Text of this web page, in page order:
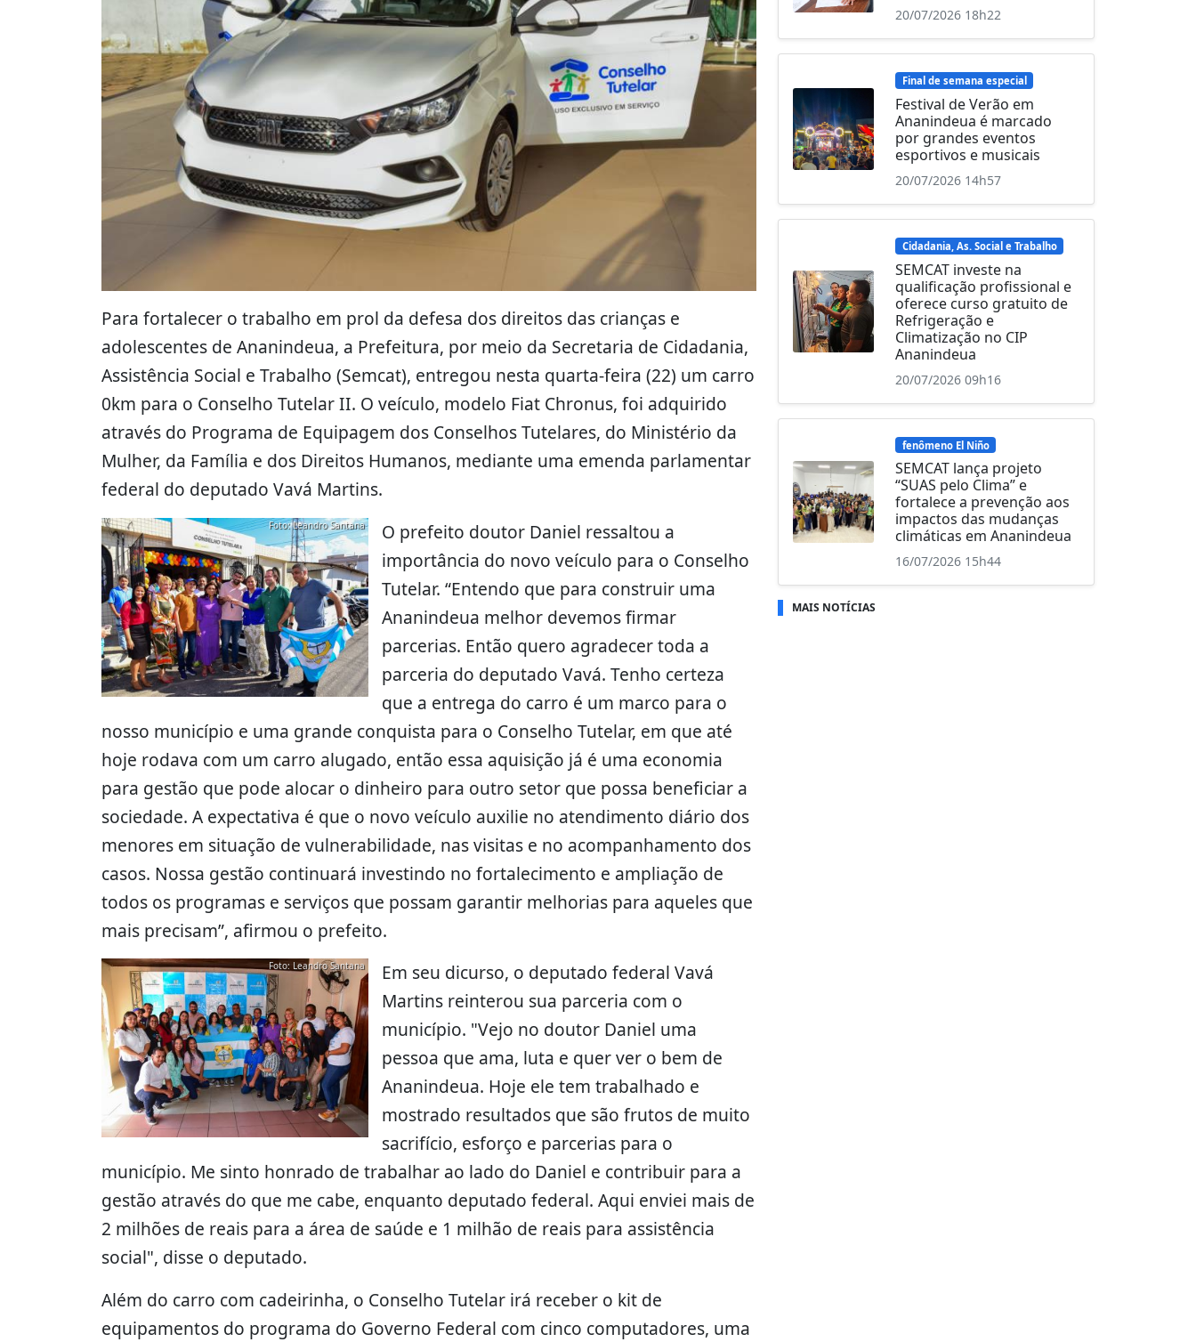
Para fortalecer o trabalho em prol da defesa dos direitos das crianças e
adolescentes de Ananindeua, a Prefeitura, por meio da Secretaria de Cidadania,
Assistência Social e Trabalho (Semcat), entregou nesta quarta-feira (22) um carro
0km para o Conselho Tutelar II. O veículo, modelo Fiat Chronus, foi adquirido
através do Programa de Equipagem dos Conselhos Tutelares, do Ministério da
Mulher, da Família e dos Direitos Humanos, mediante uma emenda parlamentar
federal do deputado Vavá Martins.
Foto: Leandro Santana
O prefeito doutor Daniel ressaltou a
importância do novo veículo para o Conselho
Tutelar. “Entendo que para construir uma
Ananindeua melhor devemos firmar
parcerias. Então quero agradecer toda a
parceria do deputado Vavá. Tenho certeza
que a entrega do carro é um marco para o
nosso município e uma grande conquista para o Conselho Tutelar, em que até
hoje rodava com um carro alugado, então essa aquisição já é uma economia
para gestão que pode alocar o dinheiro para outro setor que possa beneficiar a
sociedade. A expectativa é que o novo veículo auxilie no atendimento diário dos
menores em situação de vulnerabilidade, nas visitas e no acompanhamento dos
casos. Nossa gestão continuará investindo no fortalecimento e ampliação de
todos os programas e serviços que possam garantir melhorias para aqueles que
mais precisam”, afirmou o prefeito.
Foto: Leandro Santana
Em seu dicurso, o deputado federal Vavá
Martins reinterou sua parceria com o
município. "Vejo no doutor Daniel uma
pessoa que ama, luta e quer ver o bem de
Ananindeua. Hoje ele tem trabalhado e
mostrado resultados que são frutos de muito
sacrifício, esforço e parcerias para o
município. Me sinto honrado de trabalhar ao lado do Daniel e contribuir para a
gestão através do que me cabe, enquanto deputado federal. Aqui enviei mais de
2 milhões de reais para a área de saúde e 1 milhão de reais para assistência
social", disse o deputado.
Além do carro com cadeirinha, o Conselho Tutelar irá receber o kit de
equipamentos do programa do Governo Federal com cinco computadores, uma
20/07/2026 18h22
Final de semana especial
Festival de Verão em
Ananindeua é marcado
por grandes eventos
esportivos e musicais
20/07/2026 14h57
Cidadania, As. Social e Trabalho
SEMCAT investe na
qualificação profissional e
oferece curso gratuito de
Refrigeração e
Climatização no CIP
Ananindeua
20/07/2026 09h16
fenômeno El Niño
SEMCAT lança projeto
“SUAS pelo Clima” e
fortalece a prevenção aos
impactos das mudanças
climáticas em Ananindeua
16/07/2026 15h44
MAIS NOTÍCIAS